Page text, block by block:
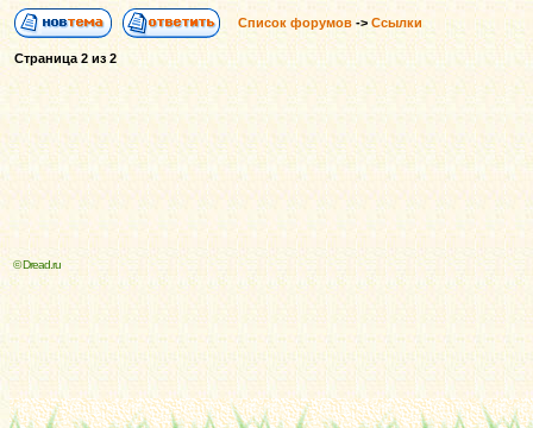
Список форумов -> Ссылки
Страница 2из 2
© Dread.ru